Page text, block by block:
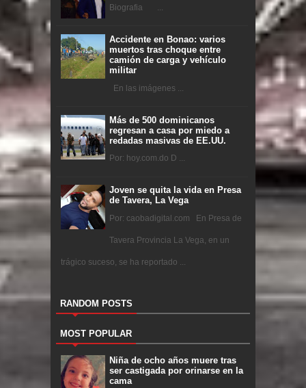
Biografia ...
Accidente en Bonao: varios
muertos tras choque entre
camión de carga y vehículo
militar
En las imágenes ...
Más de 500 dominicanos
regresan a casa por miedo a
redadas masivas de EE.UU.
Por: hoy.com.do D ...
Joven se quita la vida en Presa
de Tavera, La Vega
Por: caobadigital.com En Presa de
Tavera Provincia La Vega, en un
trágico suceso, se ha reportado ...
RANDOM POSTS
MOST POPULAR
Niña de ocho años muere tras
ser castigada por orinarse en la
cama